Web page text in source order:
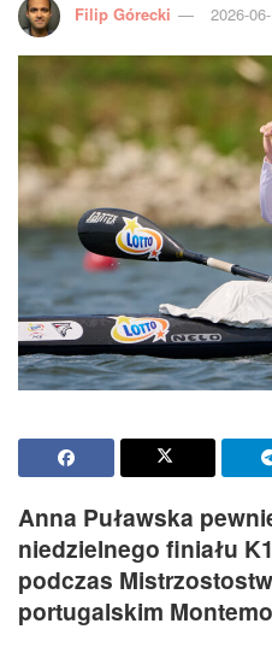
Filip Górecki 2026-
Anna Puławska
niedzielnego finiału
podczas
portugalskim